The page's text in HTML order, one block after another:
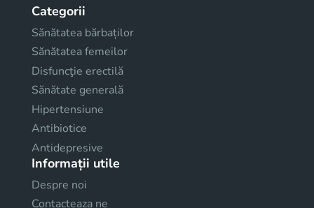
Categorii
Sănătatea bărbaților
Sănătatea femeilor
Disfuncţie erectilă
Sănătate generală
Hipertensiune
Antibiotice
Antidepresive
Informații utile
Despre noi
Contacteaza ne